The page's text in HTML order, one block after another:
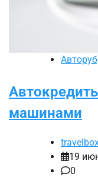
машинами
19
0